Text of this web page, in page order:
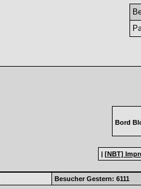
Bord
| [NBT]
Besucher Gestern: 6111